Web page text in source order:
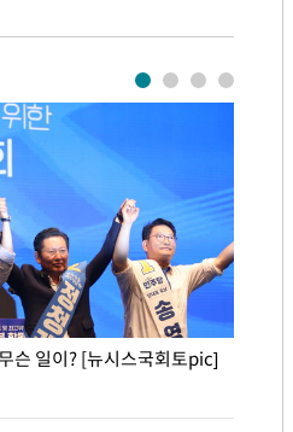
슨 일이? [뉴시스국회토pic]